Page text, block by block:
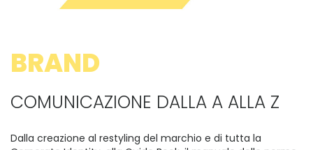
BRAND
COMUNICAZIONE DALLA A ALLA Z
Dalla creazione al restyling del marchio e di tutta la